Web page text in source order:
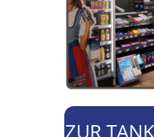
ZUR